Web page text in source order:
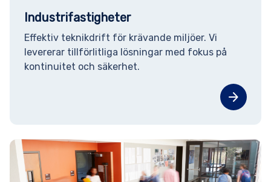
Industrifastigheter
Effektiv teknikdrift för krävande miljöer. Vi
levererar tillförlitliga lösningar med fokus på
kontinuitet och säkerhet.
arrow_forward